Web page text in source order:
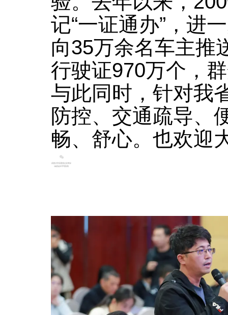
记“一证通办”，进
向35万余名车主推
行驶证970万个，
与此同时，针对我
防控、交通疏导、
畅、舒心。也欢迎